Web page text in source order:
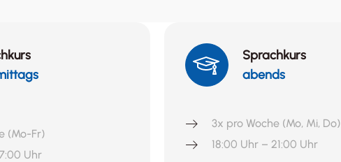
(Mo-Fr)
Uhr
Sprachkurs
abends
3x pro Woche (Mo, Mi, Do)
18:00 Uhr – 21:00 Uhr